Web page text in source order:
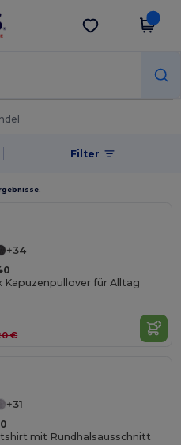
App holen
Filter
+34
Kapuzenpullover für Alltag
€
+31
mit Rundhalsausschnitt